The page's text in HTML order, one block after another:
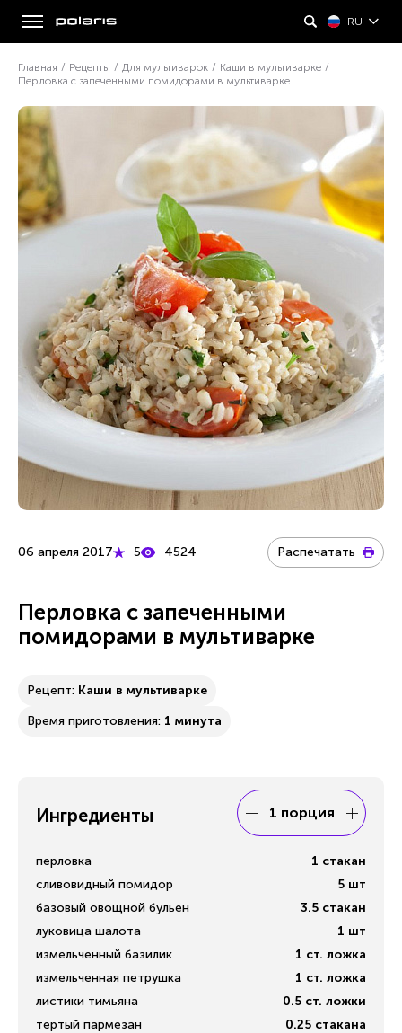
RU
Главная / Рецепты / Для мультиварок / Каши в мультиварке /
Перловка с запеченными помидорами в мультиварке
06 апреля 2017 5 4524 Распечатать
Перловка с запеченными
помидорами в мультиварке
Рецепт: Каши в мультиварке
Время приготовления: 1 минута
Ингредиенты 1 порция
перловка 1 стакан
сливовидный помидор
5 шт
базовый овощной бульен
3.5 стакан
луковица шалота
1 шт
измельченный базилик
1 ст. ложка
измельченная петрушка
1 ст. ложка
листики тимьяна
0.5 ст. ложки
тертый пармезан
0.25 стакана